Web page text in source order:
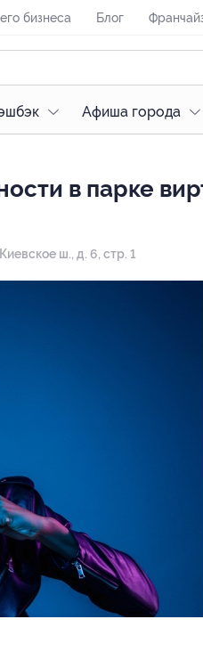
бизнеса Блог
Афиша города
в парке
ш., д. 6, стр. 1